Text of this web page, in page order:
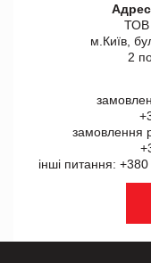
ТОВ
м.Київ,
2
замовлення
інші питання: